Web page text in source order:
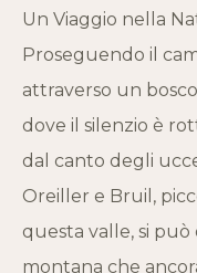
Un Viaggio nella
Proseguendo il
attraverso un
dove il silenzio è
dal canto degli
Oreiller e Bruil,
questa valle, si può
montana che